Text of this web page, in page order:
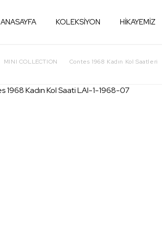
ANASAYFA KOLEKSİYON HİKAYEMİZ
MINI COLLECTION Contes 1968 Kadın Kol Saatleri